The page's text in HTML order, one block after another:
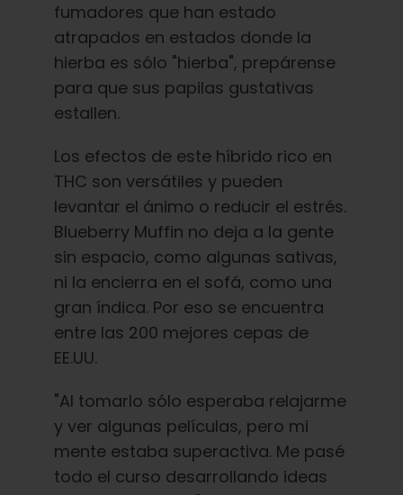
fumadores que han estado
atrapados en estados donde la
hierba es sólo "hierba", prepárense
para que sus papilas gustativas
estallen.
Los efectos de este híbrido rico en
THC son versátiles y pueden
levantar el ánimo o reducir el estrés.
Blueberry Muffin no deja a la gente
sin espacio, como algunas sativas,
ni la encierra en el sofá, como una
gran índica. Por eso se encuentra
entre las 200 mejores cepas de
EE.UU.
"Al tomarlo sólo esperaba relajarme
y ver algunas películas, pero mi
mente estaba superactiva. Me pasé
todo el curso desarrollando ideas